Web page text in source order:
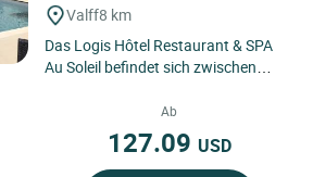
Valff8 km
Das Logis Hôtel Restaurant & SPA
Au Soleil befindet sich zwischen
Weg zwischen dem Schwarzwald...
Ab
127.09 USD